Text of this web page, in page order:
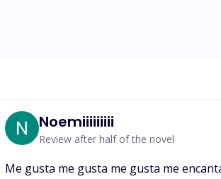
Noemiiiiiiiii
Review after half of the novel
Me gusta me gusta me gusta me